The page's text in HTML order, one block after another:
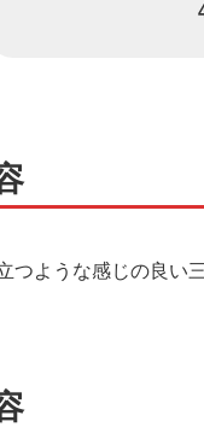
つような感じの良い